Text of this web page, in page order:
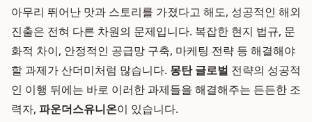
아무리 뛰어난 맛과 스토리를 가졌다고 해도, 성공적인 해외
진출은 전혀 다른 차원의 문제입니다. 복잡한 현지 법규, 문
화적 차이, 안정적인 공급망 구축, 마케팅 전략 등 해결해야
할 과제가 산더미처럼 많습니다. 몽탄 글로벌 전략의 성공적
인 이행 뒤에는 바로 이러한 과제들을 해결해주는 든든한 조
력자, 파운더스유니온이 있습니다.